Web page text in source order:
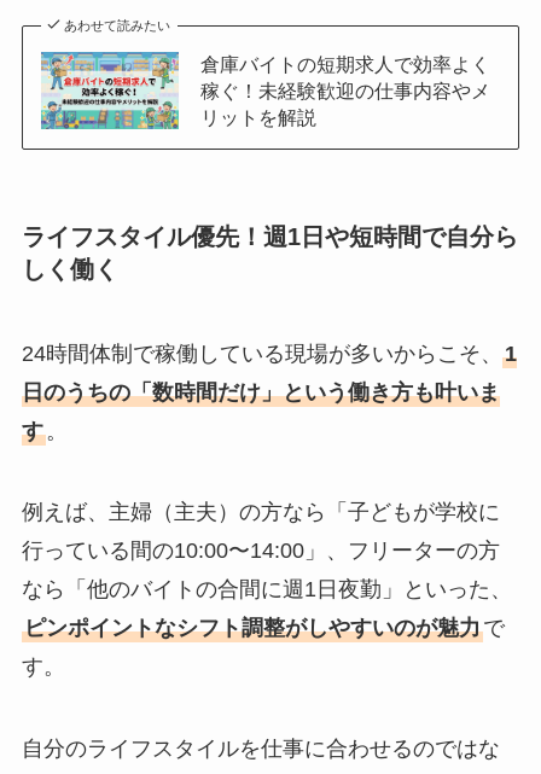
あわせて読みたい
倉庫バイトの短期求人で効率よく
稼ぐ！未経験歓迎の仕事内容やメ
リットを解説
ライフスタイル優先！週1日や短時間で自分ら
しく働く
24時間体制で稼働している現場が多いからこそ、 1
日のうちの「数時間だけ」という働き方も叶いま
す。
例えば、主婦（主夫）の方なら「子どもが学校に
行っている間の10:00〜14:00」、フリーターの方
なら「他のバイトの合間に週1日夜勤」といった、
ピンポイントなシフト調整がしやすいのが魅力で
す。
自分のライフスタイルを仕事に合わせるのではな